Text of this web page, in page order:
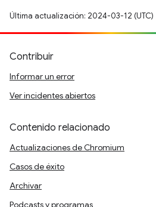
Última actualización: 2024-03-12 (UTC)
Contribuir
Informar un error
Ver incidentes abiertos
Contenido relacionado
Actualizaciones de Chromium
Casos de éxito
Archivar
Podcasts y programas